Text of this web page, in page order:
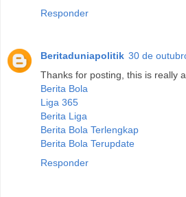
Responder
Beritaduniapolitik 30 de
Thanks for posting, this is really
Berita Bola
Liga 365
Berita Liga
Berita Bola Terlengkap
Berita Bola Terupdate
Responder